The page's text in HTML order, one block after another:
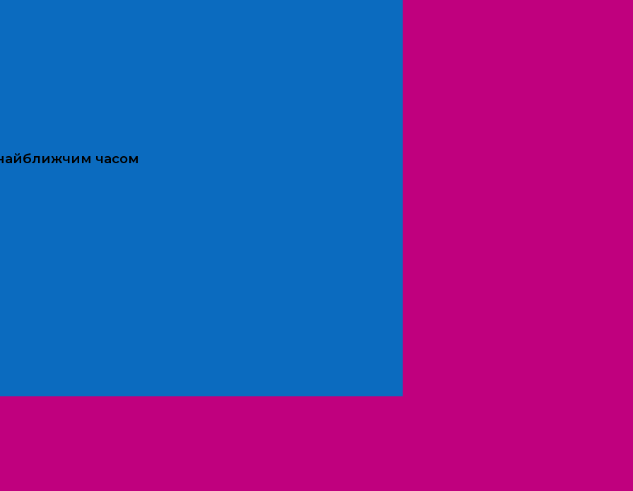
часом